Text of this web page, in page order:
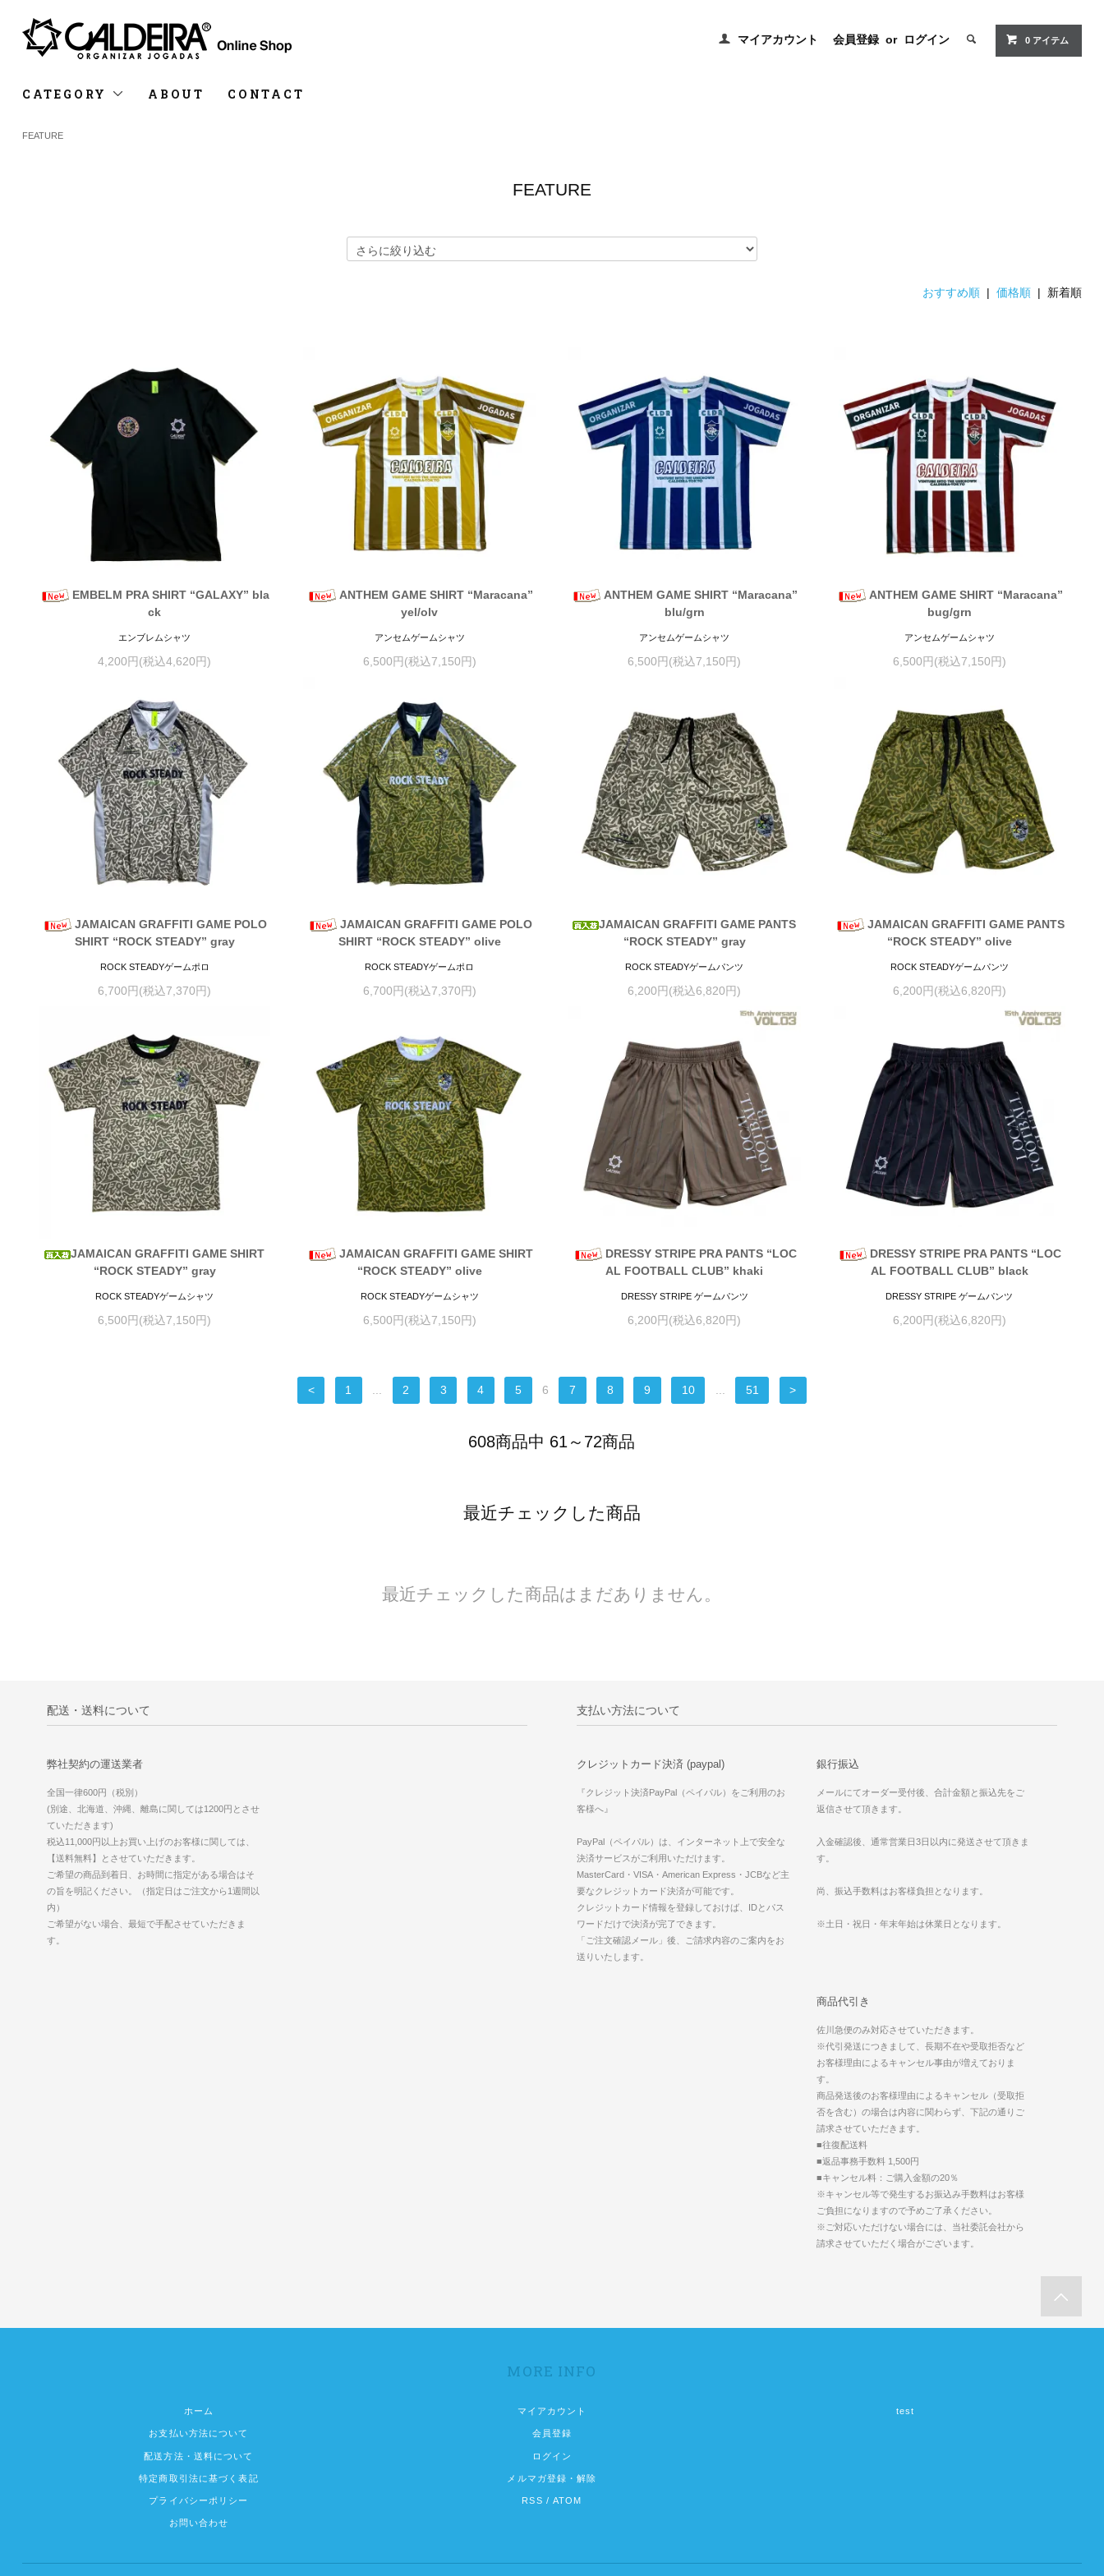
マイアカウント 会員登録 or ログイン 0 アイテム
CATEGORY ABOUT CONTACT
FEATURE
FEATURE
おすすめ順 |価格順 | 新着順
EMBELM PRA SHIRT “GALAXY” bla
ck
エンブレムシャツ
4,200円(税込4,620円)
ANTHEM GAME SHIRT “Maracana”
yel/olv
アンセムゲームシャツ
6,500円(税込7,150円)
ANTHEM GAME SHIRT “Maracana”
blu/grn
アンセムゲームシャツ
6,500円(税込7,150円)
ANTHEM GAME SHIRT “Maracana”
bug/grn
アンセムゲームシャツ
6,500円(税込7,150円)
JAMAICAN GRAFFITI GAME POLO
SHIRT “ROCK STEADY” gray
ROCK STEADYゲームポロ
6,700円(税込7,370円)
JAMAICAN GRAFFITI GAME POLO
SHIRT “ROCK STEADY” olive
ROCK STEADYゲームポロ
6,700円(税込7,370円)
JAMAICAN GRAFFITI GAME PANTS
“ROCK STEADY” gray
ROCK STEADYゲームパンツ
6,200円(税込6,820円)
JAMAICAN GRAFFITI GAME PANTS
“ROCK STEADY” olive
ROCK STEADYゲームパンツ
6,200円(税込6,820円)
JAMAICAN GRAFFITI GAME SHIRT
“ROCK STEADY” gray
ROCK STEADYゲームシャツ
6,500円(税込7,150円)
JAMAICAN GRAFFITI GAME SHIRT
“ROCK STEADY” olive
ROCK STEADYゲームシャツ
6,500円(税込7,150円)
DRESSY STRIPE PRA PANTS “LOC
AL FOOTBALL CLUB” khaki
DRESSY STRIPE ゲームパンツ
6,200円(税込6,820円)
DRESSY STRIPE PRA PANTS “LOC
AL FOOTBALL CLUB” black
DRESSY STRIPE ゲームパンツ
6,200円(税込6,820円)
< 1 ... 2 3 4 5 6 7 8 9 10 ... 51 >
608商品中 61～72商品
最近チェックした商品
最近チェックした商品はまだありません。
配送・送料について
弊社契約の運送業者
全国一律600円（税別）
(別途、北海道、沖縄、離島に関しては1200円とさせ
ていただきます)
税込11,000円以上お買い上げのお客様に関しては、
【送料無料】とさせていただきます。
ご希望の商品到着日、お時間に指定がある場合はそ
の旨を明記ください。（指定日はご注文から1週間以
内）
ご希望がない場合、最短で手配させていただきま
す。
支払い方法について
クレジットカード決済 (paypal)
『クレジット決済PayPal（ペイパル）をご利用のお
客様へ』
PayPal（ペイパル）は、インターネット上で安全な
決済サービスがご利用いただけます。
MasterCard・VISA・American Express・JCBなど主
要なクレジットカード決済が可能です。
クレジットカード情報を登録しておけば、IDとパス
ワードだけで決済が完了できます。
「ご注文確認メール」後、ご請求内容のご案内をお
送りいたします。
銀行振込
メールにてオーダー受付後、合計金額と振込先をご
返信させて頂きます。
入金確認後、通常営業日3日以内に発送させて頂きま
す。
尚、振込手数料はお客様負担となります。
※土日・祝日・年末年始は休業日となります。
商品代引き
佐川急便のみ対応させていただきます。
※代引発送につきまして、長期不在や受取拒否など
お客様理由によるキャンセル事由が増えておりま
す。
商品発送後のお客様理由によるキャンセル（受取拒
否を含む）の場合は内容に関わらず、下記の通りご
請求させていただきます。
■往復配送料
■返品事務手数料 1,500円
■キャンセル料：ご購入金額の20％
※キャンセル等で発生するお振込み手数料はお客様
ご負担になりますので予めご了承ください。
※ご対応いただけない場合には、当社委託会社から
請求させていただく場合がございます。
MORE INFO
ホーム
お支払い方法について
配送方法・送料について
特定商取引法に基づく表記
プライバシーポリシー
お問い合わせ
マイアカウント
会員登録
ログイン
メルマガ登録・解除
RSS /ATOM
test